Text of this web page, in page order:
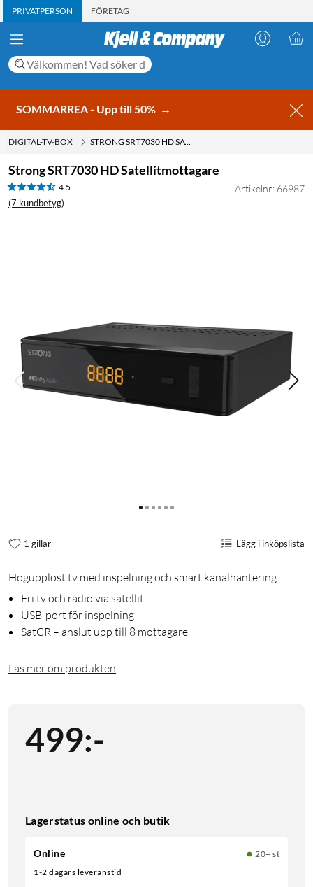
PRIVATPERSON FÖRETAG
SOMMARREA - Upp till 50% →
DIGITAL-TV-BOX STRONG SRT7030 HD SATELLITMOTTAGARE
Strong SRT7030 HD Satellitmottagare
4.5
(7 kundbetyg)
Artikelnr: 66987
1 gillar Lägg i inköpslista
Högupplöst tv med inspelning och smart kanalhantering
Fri tv och radio via satellit
USB-port för inspelning
SatCR – anslut upp till 8 mottagare
Läs mer om produkten
499:-
Lagerstatus online och butik
Online
20+ st
1-2 dagars leveranstid